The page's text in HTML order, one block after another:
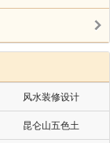
风水装修设计
昆仑山五色土